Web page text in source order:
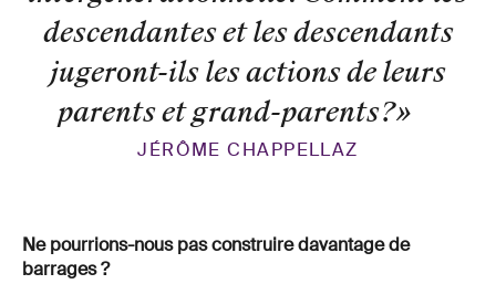
descendantes et les descendants
jugeront-ils les actions de leurs
parents et grand-parents?»
JÉRÔME CHAPPELLAZ
Ne pourrions-nous pas construire davantage de
barrages ?